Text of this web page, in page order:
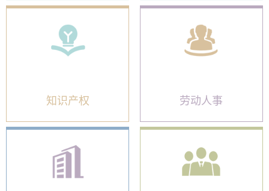
知识产权 劳动人事